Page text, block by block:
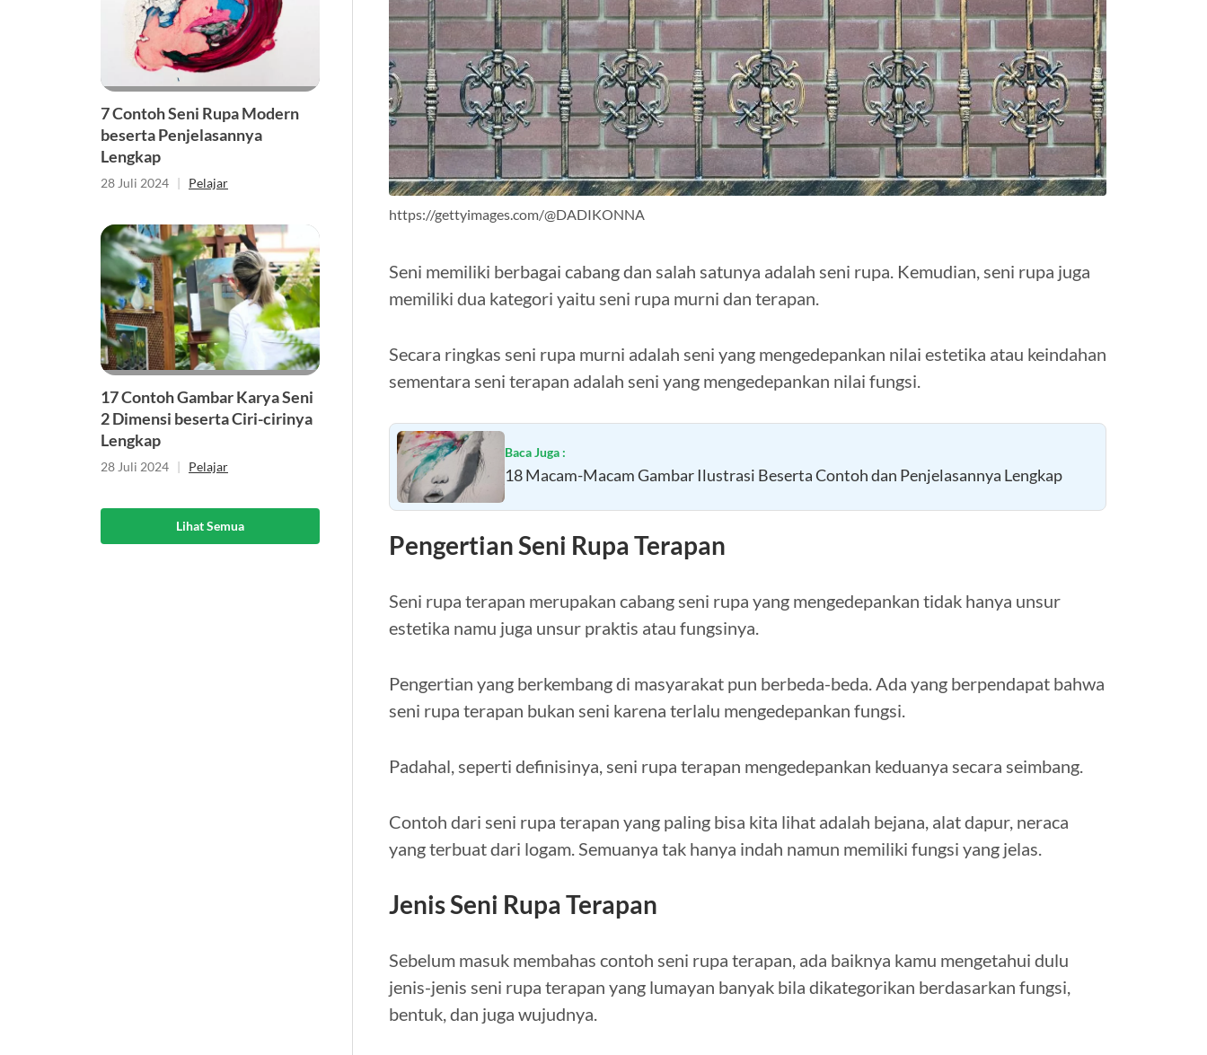
7 Contoh Seni Rupa Modern
beserta Penjelasannya
Lengkap
28 Juli 2024 | Pelajar
17 Contoh Gambar Karya Seni
2 Dimensi beserta Ciri-cirinya
Lengkap
28 Juli 2024 | Pelajar
Lihat Semua
https://gettyimages.com/@DADIKONNA
Seni memiliki berbagai cabang dan salah satunya adalah seni rupa. Kemudian, seni rupa juga
memiliki dua kategori yaitu seni rupa murni dan terapan.
Secara ringkas seni rupa murni adalah seni yang mengedepankan nilai estetika atau keindahan
sementara seni terapan adalah seni yang mengedepankan nilai fungsi.
Baca Juga :
18 Macam-Macam Gambar Ilustrasi Beserta Contoh dan Penjelasannya Lengkap
Pengertian Seni Rupa Terapan
Seni rupa terapan merupakan cabang seni rupa yang mengedepankan tidak hanya unsur
estetika namu juga unsur praktis atau fungsinya.
Pengertian yang berkembang di masyarakat pun berbeda-beda. Ada yang berpendapat bahwa
seni rupa terapan bukan seni karena terlalu mengedepankan fungsi.
Padahal, seperti definisinya, seni rupa terapan mengedepankan keduanya secara seimbang.
Contoh dari seni rupa terapan yang paling bisa kita lihat adalah bejana, alat dapur, neraca
yang terbuat dari logam. Semuanya tak hanya indah namun memiliki fungsi yang jelas.
Jenis Seni Rupa Terapan
Sebelum masuk membahas contoh seni rupa terapan, ada baiknya kamu mengetahui dulu
jenis-jenis seni rupa terapan yang lumayan banyak bila dikategorikan berdasarkan fungsi,
bentuk, dan juga wujudnya.